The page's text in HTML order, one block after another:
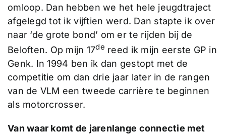
omloop. Dan hebben we het hele jeugdtraject
afgelegd tot ik vijftien werd. Dan stapte ik over
naar ‘de grote bond’ om er te rijden bij de
Beloften. Op mijn 17de reed ik mijn eerste GP in
Genk. In 1994 ben ik dan gestopt met de
competitie om dan drie jaar later in de rangen
van de VLM een tweede carrière te beginnen
als motorcrosser.
Van waar komt de jarenlange connectie met